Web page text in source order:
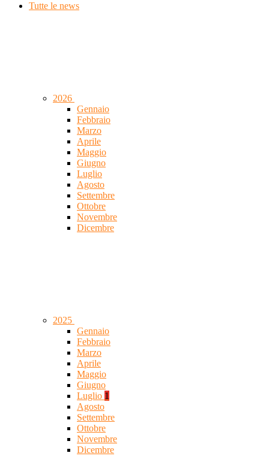
Tutte le news
2026
Gennaio
Febbraio
Marzo
Aprile
Maggio
Giugno
Luglio
Agosto
Settembre
Ottobre
Novembre
Dicembre
2025
Gennaio
Febbraio
Marzo
Aprile
Maggio
Giugno
Luglio 1
Agosto
Settembre
Ottobre
Novembre
Dicembre